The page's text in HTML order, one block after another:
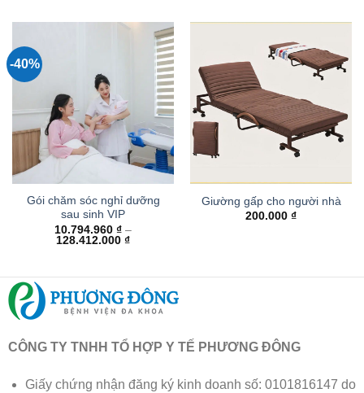
-40%
Gói chăm sóc nghỉ dưỡng
sau sinh VIP
10.794.960 ₫ –
128.412.000 ₫Khoảng
128.412.000 ₫
Giường gấp cho người nhà
200.000 ₫
CÔNG TY TNHH TỔ HỢP Y TẾ PHƯƠNG ĐÔNG
Giấy chứng nhận đăng ký kinh doanh số: 0101816147 do